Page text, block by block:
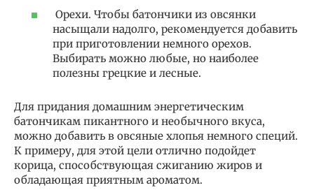
Орехи. Чтобы батончики из овсянки
насыщали надолго, рекомендуется добавить
при приготовлении немного орехов.
Выбирать можно любые, но наиболее
полезны грецкие и лесные.
Для придания домашним энергетическим
батончикам пикантного и необычного вкуса,
можно добавить в овсяные хлопья немного специй.
К примеру, для этой цели отлично подойдет
корица, способствующая сжиганию жиров и
обладающая приятным ароматом.